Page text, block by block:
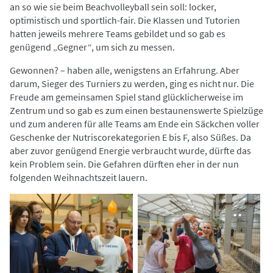
an so wie sie beim Beachvolleyball sein soll: locker,
optimistisch und sportlich-fair. Die Klassen und Tutorien
hatten jeweils mehrere Teams gebildet und so gab es
genügend „Gegner“, um sich zu messen.
Gewonnen? – haben alle, wenigstens an Erfahrung. Aber
darum, Sieger des Turniers zu werden, ging es nicht nur. Die
Freude am gemeinsamen Spiel stand glücklicherweise im
Zentrum und so gab es zum einen bestaunenswerte Spielzüge
und zum anderen für alle Teams am Ende ein Säckchen voller
Geschenke der Nutriscorekategorien E bis F, also Süßes. Da
aber zuvor genügend Energie verbraucht wurde, dürfte das
kein Problem sein. Die Gefahren dürften eher in der nun
folgenden Weihnachtszeit lauern.